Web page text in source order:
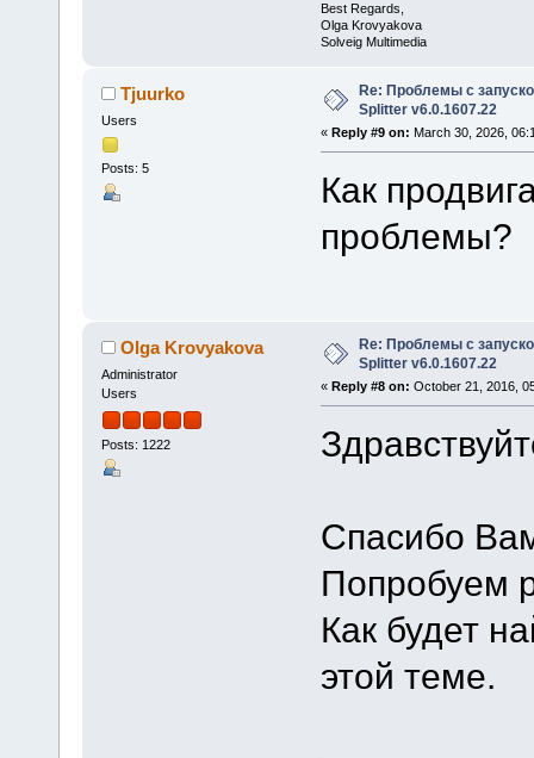
Best Regards,
Olga Krovyakova
Solveig Multimedia
Tjuurko
Users
Posts: 5
Re: Проблемы с
Splitter v6.0.1607.22
« Reply #9 on: March 30, 2026,
Как
проблемы?
Olga Krovyakova
Administrator
Users
Posts: 1222
Re: Проблемы с
Splitter v6.0.1607.22
« Reply #8 on: October 21, 2016,
Спасибо
Попробуем
Как будет
этой теме.